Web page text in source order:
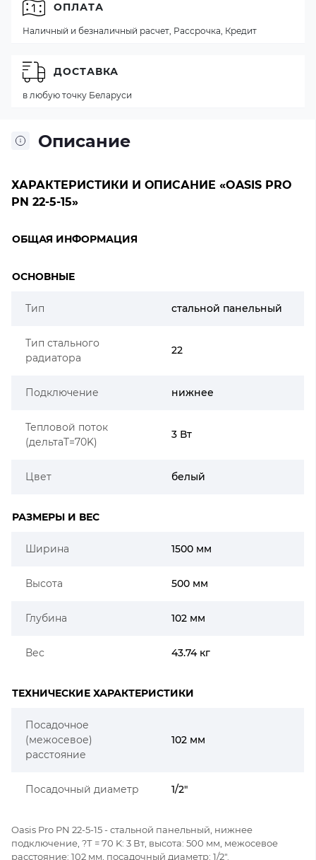
Описание
ХАРАКТЕРИСТИКИ И ОПИСАНИЕ «OASIS PRO
PN 22-5-15»
ОБЩАЯ ИНФОРМАЦИЯ
ОСНОВНЫЕ
Тип стальной панельный
Тип стального
радиатора
22
Подключение нижнее
Тепловой поток
(дельтаT=70K)
3 Вт
Цвет белый
РАЗМЕРЫ И ВЕС
Ширина 1500 мм
Высота 500 мм
Глубина 102 мм
Вес 43.74 кг
ТЕХНИЧЕСКИЕ ХАРАКТЕРИСТИКИ
Посадочное
(межосевое)
расстояние
102 мм
Посадочный диаметр 1/2"
Oasis Pro PN 22-5-15 - стальной панельный, нижнее
подключение, ?Т = 70 K: 3 Вт, высота: 500 мм, межосевое
расстояние: 102 мм, посадочный диаметр: 1/2".
ОПЛАТА
Наличный и безналичный расчет, Рассрочка, Кредит
ДОСТАВКА
в любую точку Беларуси